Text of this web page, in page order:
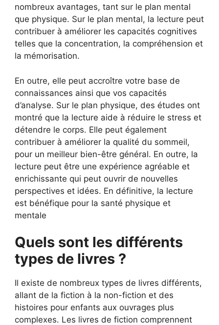
nombreux avantages, tant sur le plan mental
que physique. Sur le plan mental, la lecture peut
contribuer à améliorer les capacités cognitives
telles que la concentration, la compréhension et
la mémorisation.
En outre, elle peut accroître votre base de
connaissances ainsi que vos capacités
d’analyse. Sur le plan physique, des études ont
montré que la lecture aide à réduire le stress et
détendre le corps. Elle peut également
contribuer à améliorer la qualité du sommeil,
pour un meilleur bien-être général. En outre, la
lecture peut être une expérience agréable et
enrichissante qui peut ouvrir de nouvelles
perspectives et idées. En définitive, la lecture
est bénéfique pour la santé physique et
mentale
Quels sont les différents
types de livres ?
Il existe de nombreux types de livres différents,
allant de la fiction à la non-fiction et des
histoires pour enfants aux ouvrages plus
complexes. Les livres de fiction comprennent